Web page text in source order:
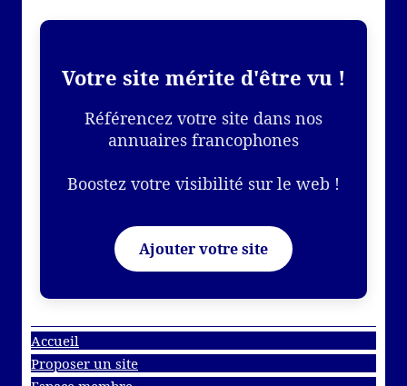
Votre site mérite d'être vu !
Référencez votre site dans nos
annuaires francophones
Boostez votre visibilité sur le web !
Ajouter votre site
Accueil
Proposer un site